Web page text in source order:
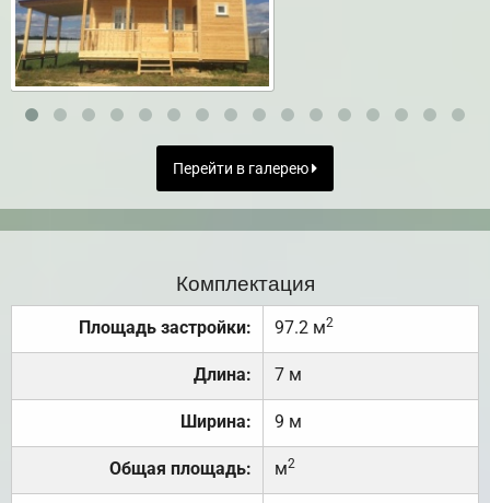
Перейти в галерею
Комплектация
Площадь застройки: 97.2 м2
Длина: 7 м
Ширина: 9 м
Общая площадь: м2